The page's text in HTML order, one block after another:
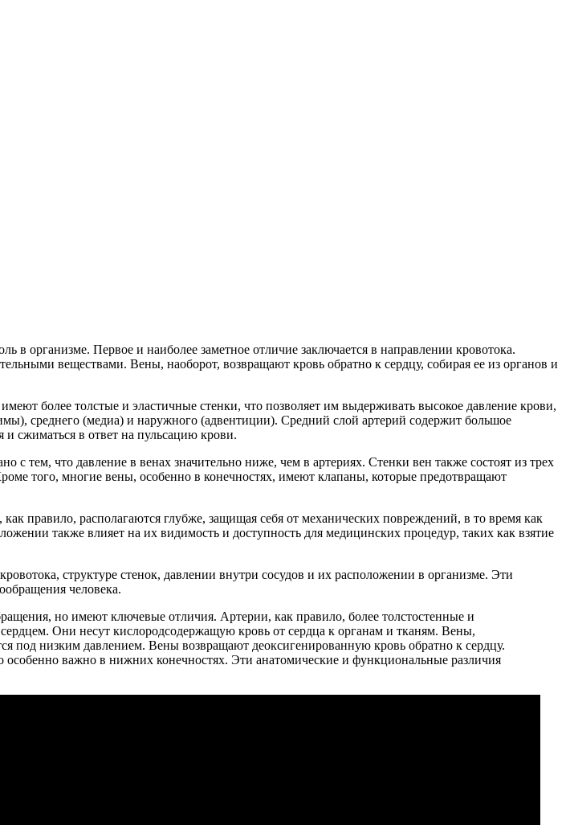
организме. Первое и наиболее заметное отличие заключается в направлении кровотока.
веществами. Вены, наоборот, возвращают кровь обратно к сердцу, собирая ее из органов и
более толстые и эластичные стенки, что позволяет им выдерживать высокое давление крови,
среднего (медиа) и наружного (адвентиции). Средний слой артерий содержит большое
и сжиматься в ответ на пульсацию крови.
тем, что давление в венах значительно ниже, чем в артериях. Стенки вен также состоят из трех
того, многие вены, особенно в конечностях, имеют клапаны, которые предотвращают
правило, располагаются глубже, защищая себя от механических повреждений, в то время как
также влияет на их видимость и доступность для медицинских процедур, таких как взятие
структуре стенок, давлении внутри сосудов и их расположении в организме. Эти
человека.
но имеют ключевые отличия. Артерии, как правило, более толстостенные и
Они несут кислородсодержащую кровь от сердца к органам и тканям. Вены,
под низким давлением. Вены возвращают деоксигенированную кровь обратно к сердцу.
важно в нижних конечностях. Эти анатомические и функциональные различия